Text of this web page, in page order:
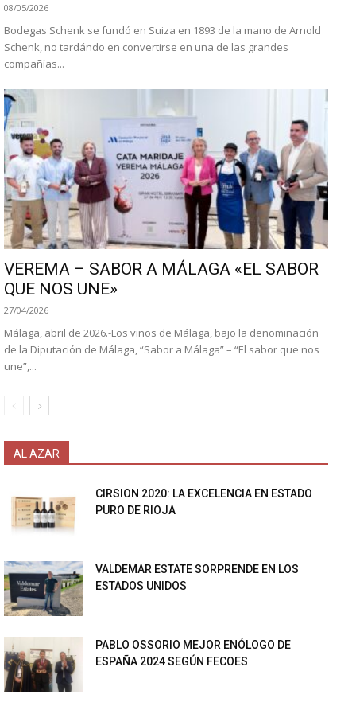
08/05/2026
Bodegas Schenk se fundó en Suiza en 1893 de la mano de Arnold
Schenk, no tardándo en convertirse en una de las grandes
compañías...
VEREMA – SABOR A MÁLAGA «EL SABOR
QUE NOS UNE»
27/04/2026
Málaga, abril de 2026.-Los vinos de Málaga, bajo la denominación
de la Diputación de Málaga, “Sabor a Málaga” – “El sabor que nos
une”,...
AL AZAR
CIRSION 2020: LA EXCELENCIA EN ESTADO
PURO DE RIOJA
VALDEMAR ESTATE SORPRENDE EN LOS
ESTADOS UNIDOS
PABLO OSSORIO MEJOR ENÓLOGO DE
ESPAÑA 2024 SEGÚN FECOES